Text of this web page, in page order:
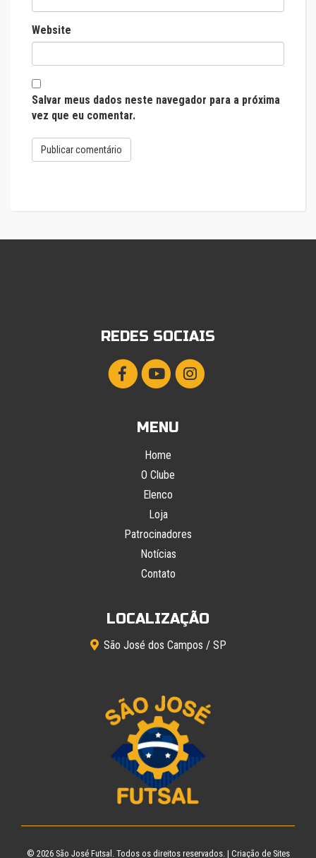
Website
Salvar meus dados neste navegador para a próxima
vez que eu comentar.
REDES SOCIAIS
MENU
Home
O Clube
Elenco
Loja
Patrocinadores
Notícias
Contato
LOCALIZAÇÃO
São José dos Campos / SP
© 2026 São José Futsal . Todos os direitos reservados. | Criação de Sites